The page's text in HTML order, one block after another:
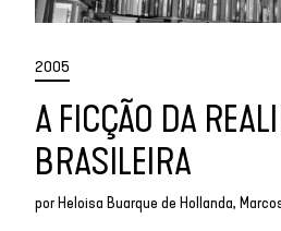
2005
A FICÇÃO DA
BRASILEIRA
porHeloisa Buarque de Hollanda